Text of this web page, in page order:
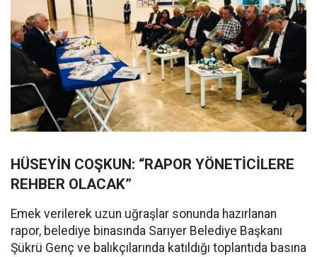
HÜSEYİN COŞKUN: “RAPOR YÖNETİCİLERE
REHBER OLACAK”
Emek verilerek uzun uğraşlar sonunda hazırlanan
rapor, belediye binasında Sarıyer Belediye Başkanı
Şükrü Genç ve balıkçılarında katıldığı toplantıda basına